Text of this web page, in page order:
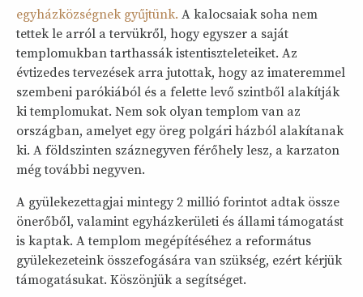
egyházközségnek gyűjtünk. A kalocsaiak soha nem
tettek le arról a tervükről, hogy egyszer a saját
templomukban tarthassák istentiszteleteiket. Az
évtizedes tervezések arra jutottak, hogy az imateremmel
szembeni parókiából és a felette levő szintből alakítják
ki templomukat. Nem sok olyan templom van az
országban, amelyet egy öreg polgári házból alakítanak
ki. A földszinten száznegyven férőhely lesz, a karzaton
még további negyven.
A gyülekezettagjai mintegy 2 millió forintot adtak össze
önerőből, valamint egyházkerületi és állami támogatást
is kaptak. A templom megépítéséhez a református
gyülekezeteink összefogására van szükség, ezért kérjük
támogatásukat. Köszönjük a segítséget.